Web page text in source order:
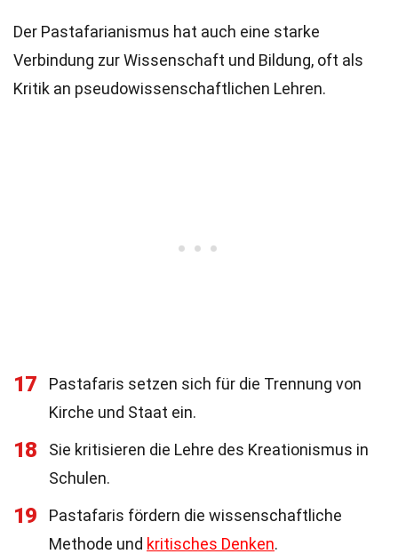
Der Pastafarianismus hat auch eine starke
Verbindung zur Wissenschaft und Bildung, oft als
Kritik an pseudowissenschaftlichen Lehren.
17
Pastafaris setzen sich für die Trennung von
Kirche und Staat ein.
18
Sie kritisieren die Lehre des Kreationismus in
Schulen.
19
Pastafaris fördern die wissenschaftliche
Methode und kritisches Denken.